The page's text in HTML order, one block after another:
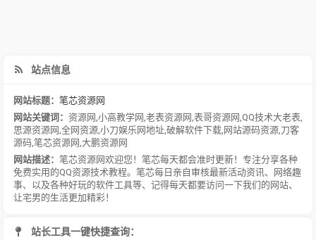
站点信息
网站标题： 笔芯资源网
网站关键词： 资源网 小高教学网 老表资源网 表哥资源网 QQ技术大老表
思源资源网 全网资源 小刀娱乐网地址 破解软件下载 网站源码资源 刀客
源码 笔芯资源网 大鹏资源网
网站描述： 笔芯资源网欢迎您！笔芯每天都会准时更新！专注分享各种
免费实用的QQ资源技术教程。笔芯每日亲自审核最新活动资讯、网络趣
事、以及各种好玩的软件工具等、记得每天都要访问一下我们的网站、
让宅男的生活更加精彩！
站长工具一键快捷查询：